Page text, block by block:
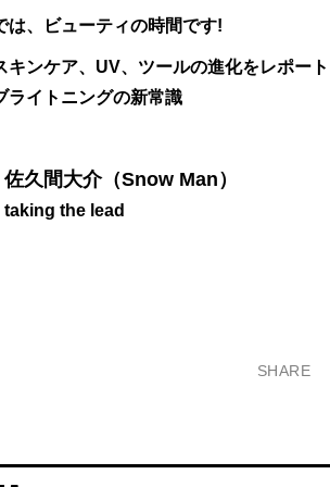
は、ビューティの時間です!
キンケア、UV、ツールの進化をレポート
ライトニングの新常識
佐久間大介（Snow Man）
taking the lead
SHARE